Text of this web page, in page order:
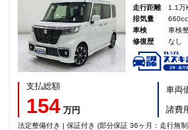
走行距離
1.1万
排気量
660cc
車検
車検
修復歴
なし
支払総額
154 万円
車両
諸費
法定整備付き | 保証付き (部分保証 36ヶ月：走行無